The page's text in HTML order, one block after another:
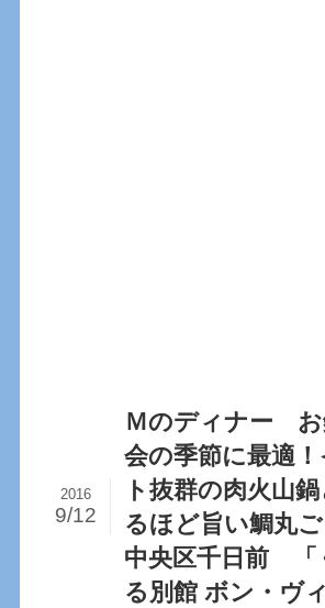
Ｍのディナー お
会の季節に最適
ト抜群の肉火山
るほど旨い鯛丸
中央区千日前 「
る別館 ボン・ヴ
2016
9/12